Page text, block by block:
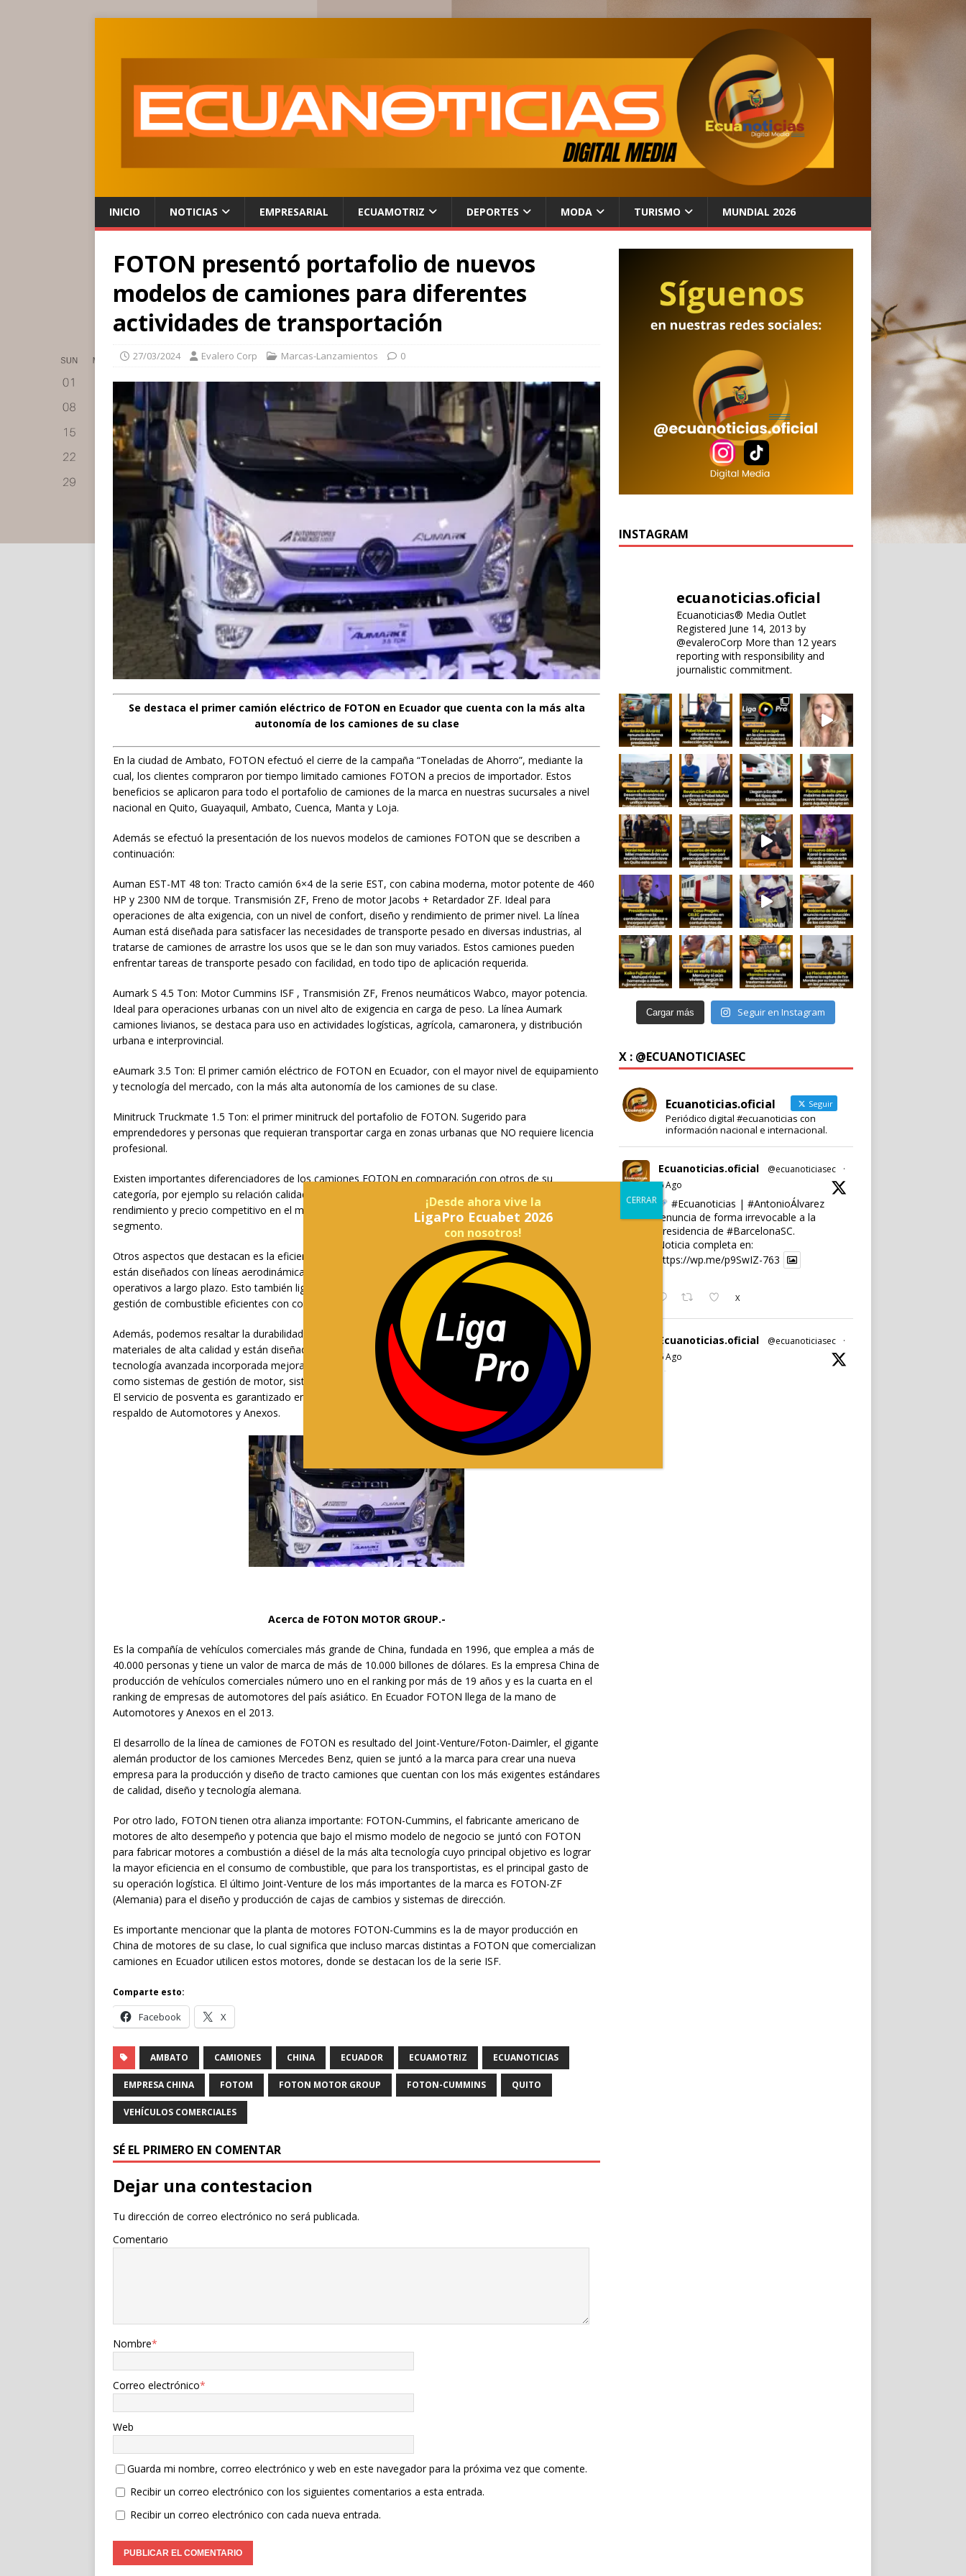
INICIO NOTICIAS EMPRESARIAL ECUAMOTRIZ DEPORTES MODA TURISMO MUNDIAL 2026
FOTON presentó portafolio de nuevos
modelos de camiones para diferentes
actividades de transportación
27/03/2024 Evalero Corp Marcas-Lanzamientos 0
Se destaca el primer camión eléctrico de FOTON en Ecuador que cuenta con la más alta
autonomía de los camiones de su clase
En la ciudad de Ambato, FOTON efectuó el cierre de la campaña “Toneladas de Ahorro”, mediante la
cual, los clientes compraron por tiempo limitado camiones FOTON a precios de importador. Estos
beneficios se aplicaron para todo el portafolio de camiones de la marca en nuestras sucursales a nivel
nacional en Quito, Guayaquil, Ambato, Cuenca, Manta y Loja.
Además se efectuó la presentación de los nuevos modelos de camiones FOTON que se describen a
continuación:
Auman EST-MT 48 ton: Tracto camión 6×4 de la serie EST, con cabina moderna, motor potente de 460
HP y 2300 NM de torque. Transmisión ZF, Freno de motor Jacobs + Retardador ZF. Ideal para
operaciones de alta exigencia, con un nivel de confort, diseño y rendimiento de primer nivel. La línea
Auman está diseñada para satisfacer las necesidades de transporte pesado en diversas industrias, al
tratarse de camiones de arrastre los usos que se le dan son muy variados. Estos camiones pueden
enfrentar tareas de transporte pesado con facilidad, en todo tipo de aplicación requerida.
Aumark S 4.5 Ton: Motor Cummins ISF , Transmisión ZF, Frenos neumáticos Wabco, mayor potencia.
Ideal para operaciones urbanas con un nivel alto de exigencia en carga de peso. La línea Aumark
camiones livianos, se destaca para uso en actividades logísticas, agrícola, camaronera, y distribución
urbana e interprovincial.
eAumark 3.5 Ton: El primer camión eléctrico de FOTON en Ecuador, con el mayor nivel de equipamiento
y tecnología del mercado, con la más alta autonomía de los camiones de su clase.
Minitruck Truckmate 1.5 Ton: el primer minitruck del portafolio de FOTON. Sugerido para
emprendedores y personas que requieran transportar carga en zonas urbanas que NO requiere licencia
profesional.
Existen importantes diferenciadores de los camiones FOTON en comparación con otros de su
categoría, por ejemplo su relación calidad-precio. Ofrecen una combinación equilibrada de calidad,
rendimiento y precio competitivo en el mercado, lo que los convierte en la mejor opción dentro de cada
segmento.
Otros aspectos que destacan es la eficiencia y ahorro de combustible, ya que los camiones de FOTON
están diseñados con líneas aerodinámicas y con la mejor ingeniería que ayuda a reducir los costos
operativos a largo plazo. Esto también ligado a las avanzadas tecnologías de motor y sistemas de
gestión de combustible eficientes con componentes de alta calidad.
Además, podemos resaltar la durabilidad y confiabilidad de los camiones, han sido construidos con
materiales de alta calidad y están diseñados para resistir las condiciones de trabajo exigentes. La
tecnología avanzada incorporada mejora la eficiencia y el rendimiento, esto puede incluir características
como sistemas de gestión de motor, sistemas de frenado especial para manejo de cargas, entre otros.
El servicio de posventa es garantizado en todos nuestros puntos de camiones a nivel nacional, con el
respaldo de Automotores y Anexos.
Acerca de FOTON MOTOR GROUP.-
Es la compañía de vehículos comerciales más grande de China, fundada en 1996, que emplea a más de
40.000 personas y tiene un valor de marca de más de 10.000 billones de dólares. Es la empresa China de
producción de vehículos comerciales número uno en el ranking por más de 19 años y es la cuarta en el
ranking de empresas de automotores del país asiático. En Ecuador FOTON llega de la mano de
Automotores y Anexos en el 2013.
El desarrollo de la línea de camiones de FOTON es resultado del Joint-Venture/Foton-Daimler, el gigante
alemán productor de los camiones Mercedes Benz, quien se juntó a la marca para crear una nueva
empresa para la producción y diseño de tracto camiones que cuentan con los más exigentes estándares
de calidad, diseño y tecnología alemana.
Por otro lado, FOTON tienen otra alianza importante: FOTON-Cummins, el fabricante americano de
motores de alto desempeño y potencia que bajo el mismo modelo de negocio se juntó con FOTON
para fabricar motores a combustión a diésel de la más alta tecnología cuyo principal objetivo es lograr
la mayor eficiencia en el consumo de combustible, que para los transportistas, es el principal gasto de
su operación logística. El último Joint-Venture de los más importantes de la marca es FOTON-ZF
(Alemania) para el diseño y producción de cajas de cambios y sistemas de dirección.
Es importante mencionar que la planta de motores FOTON-Cummins es la de mayor producción en
China de motores de su clase, lo cual significa que incluso marcas distintas a FOTON que comercializan
camiones en Ecuador utilicen estos motores, donde se destacan los de la serie ISF.
Comparte esto:
Facebook X
AMBATO CAMIONES CHINA ECUADOR ECUAMOTRIZ ECUANOTICIAS
EMPRESA CHINA FOTOM FOTON MOTOR GROUP FOTON-CUMMINS QUITO
VEHÍCULOS COMERCIALES
SÉ EL PRIMERO EN COMENTAR
Dejar una contestacion
Tu dirección de correo electrónico no será publicada.
Comentario
Nombre*
Correo electrónico*
Web
Guarda mi nombre, correo electrónico y web en este navegador para la próxima vez que comente.
Recibir un correo electrónico con los siguientes comentarios a esta entrada.
Recibir un correo electrónico con cada nueva entrada.
INSTAGRAM
ecuanoticias.oficial
Ecuanoticias® Media Outlet
Registered June 14, 2013 by
@evaleroCorp More than 12 years
reporting with responsibility and
journalistic commitment.
Cargar más Seguir en Instagram
X : @ECUANOTICIASEC
Ecuanoticias.oficial Seguir
Periódico digital #ecuanoticias con
información nacional e internacional.
Ecuanoticias.oficial @ecuanoticiasec
·
6 Ago
#Ecuanoticias | #AntonioÁlvarez
renuncia de forma irrevocable a la
presidencia de #BarcelonaSC.
Noticia completa en:
https://wp.me/p9SwIZ-763
X
Ecuanoticias.oficial @ecuanoticiasec
·
6 Ago
¡Desde ahora vive la
LigaPro Ecuabet 2026
con nosotros!